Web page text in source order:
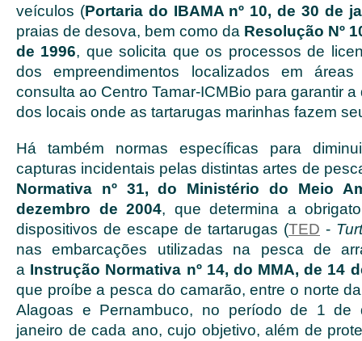
veículos (Portaria do IBAMA nº 10, de 30 de
praias de desova, bem como da Resolução Nº
de 1996, que solicita que os processos de
dos empreendimentos localizados em
consulta ao Centro Tamar-ICMBio para garantir
dos locais onde as tartarugas marinhas fazem
Há também normas específicas para
capturas incidentais pelas distintas artes de
Normativa nº 31, do Ministério do Meio
dezembro de 2004, que determina a
dispositivos de escape de tartarugas (TED -
nas embarcações utilizadas na pesca de
a Instrução Normativa nº 14, do MMA, de 14
que proíbe a pesca do camarão, entre o norte
Alagoas e Pernambuco, no período de 1 de
janeiro de cada ano, cujo objetivo, além de